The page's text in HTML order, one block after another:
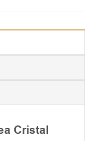
Cristal